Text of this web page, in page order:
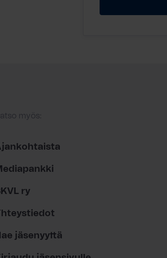
myös:
ry
jäsenyyttä